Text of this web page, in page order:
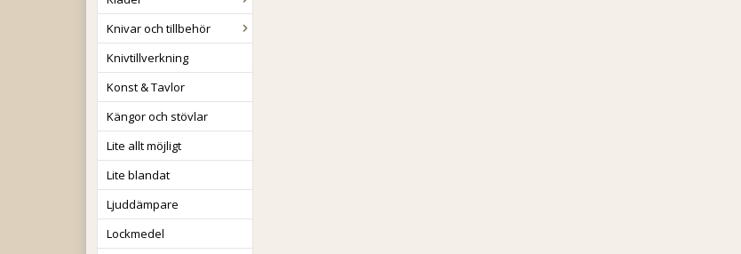
Knivar och tillbehör
Knivtillverkning
Konst & Tavlor
Kängor och stövlar
Lite allt möjligt
Lite blandat
Ljuddämpare
Lockmedel